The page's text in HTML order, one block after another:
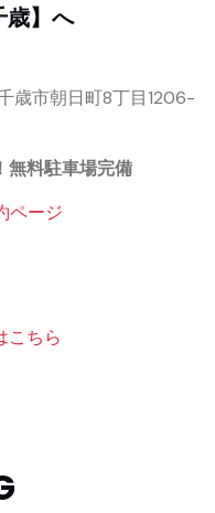
】へ
市朝日町8丁目1206-
無料駐車場完備
ページ
こちら